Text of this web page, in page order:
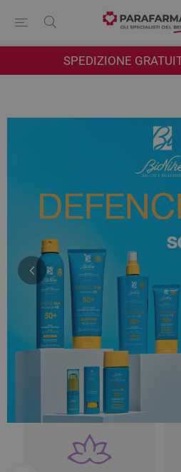
SPEDIZIONE